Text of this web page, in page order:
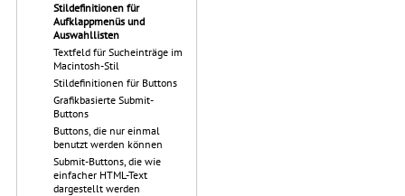
Stildefinitionen für
Aufklappmenüs und
Auswahllisten
Textfeld für Sucheinträge im
Macintosh-Stil
Stildefinitionen für Buttons
Grafikbasierte Submit-
Buttons
Buttons, die nur einmal
benutzt werden können
Submit-Buttons, die wie
einfacher HTML-Text
dargestellt werden